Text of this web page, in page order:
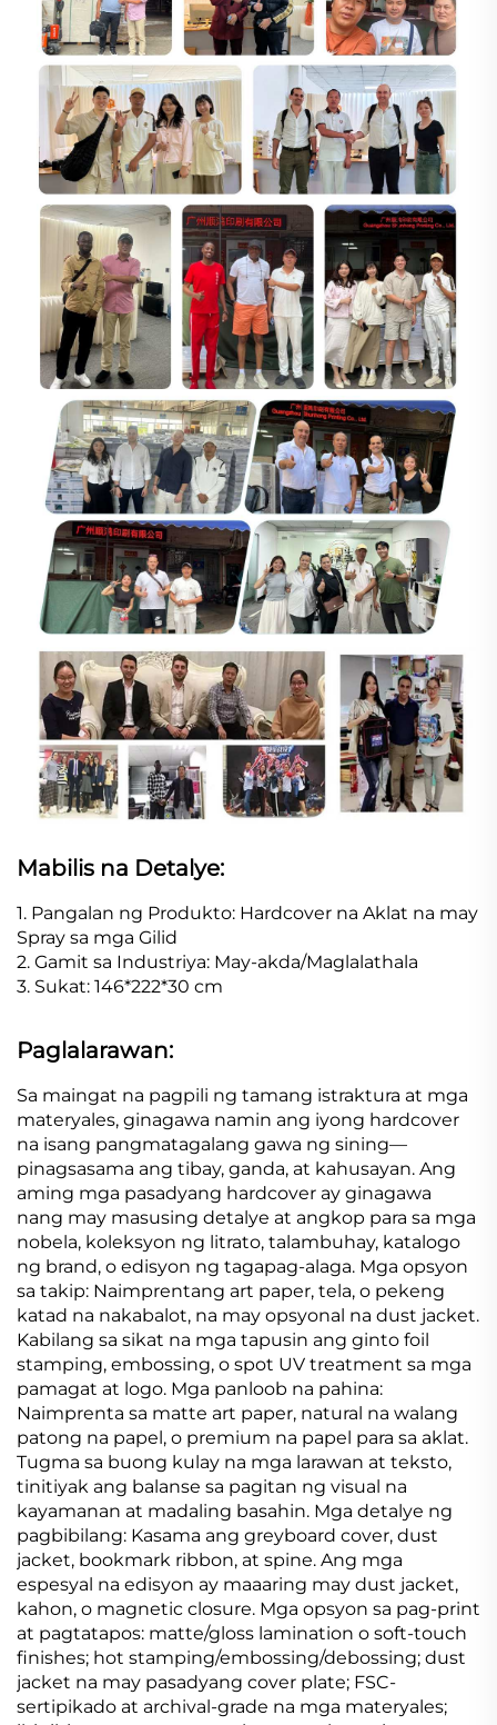
Mabilis na Detalye:
1. Pangalan ng Produkto: Hardcover na Aklat na may
Spray sa mga Gilid
2. Gamit sa Industriya: May-akda/Maglalathala
3. Sukat: 146*222*30 cm
Paglalarawan:
Sa maingat na pagpili ng tamang istraktura at mga
materyales, ginagawa namin ang iyong hardcover
na isang pangmatagalang gawa ng sining—
pinagsasama ang tibay, ganda, at kahusayan. Ang
aming mga pasadyang hardcover ay ginagawa
nang may masusing detalye at angkop para sa mga
nobela, koleksyon ng litrato, talambuhay, katalogo
ng brand, o edisyon ng tagapag-alaga. Mga opsyon
sa takip: Naimprentang art paper, tela, o pekeng
katad na nakabalot, na may opsyonal na dust jacket.
Kabilang sa sikat na mga tapusin ang ginto foil
stamping, embossing, o spot UV treatment sa mga
pamagat at logo. Mga panloob na pahina:
Naimprenta sa matte art paper, natural na walang
patong na papel, o premium na papel para sa aklat.
Tugma sa buong kulay na mga larawan at teksto,
tinitiyak ang balanse sa pagitan ng visual na
kayamanan at madaling basahin. Mga detalye ng
pagbibilang: Kasama ang greyboard cover, dust
jacket, bookmark ribbon, at spine. Ang mga
espesyal na edisyon ay maaaring may dust jacket,
kahon, o magnetic closure. Mga opsyon sa pag-print
at pagtatapos: matte/gloss lamination o soft-touch
finishes; hot stamping/embossing/debossing; dust
jacket na may pasadyang cover plate; FSC-
sertipikado at archival-grade na mga materyales;